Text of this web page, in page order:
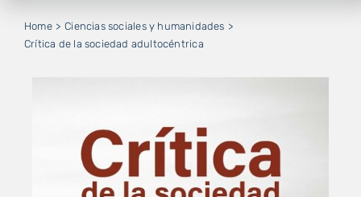
Equipo Editorial
Home
Ciencias sociales y humanidades
Crítica de la sociedad adultocéntrica